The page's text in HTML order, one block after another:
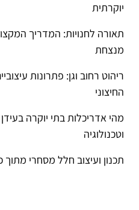
יוקרתית
תאורה לחנויות: המדריך
מנצחת
ריהוט רחוב וגן: פתרונות
החיצוני
מהי אדריכלות בתי יוקרה
וטכנולוגיה
תכנון ועיצוב חלל מסחרי מתוך